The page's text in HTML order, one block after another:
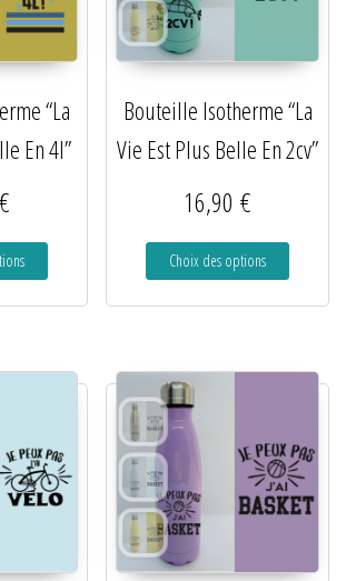
“La
En 4l”
€
Bouteille Isotherme “La
Vie Est Plus Belle En 2cv”
16,90€
Choix des options